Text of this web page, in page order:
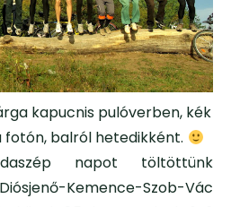
kapucnis pulóverben, kék
balról hetedikként.
napot töltöttünk
Kemence-Szob-Vác